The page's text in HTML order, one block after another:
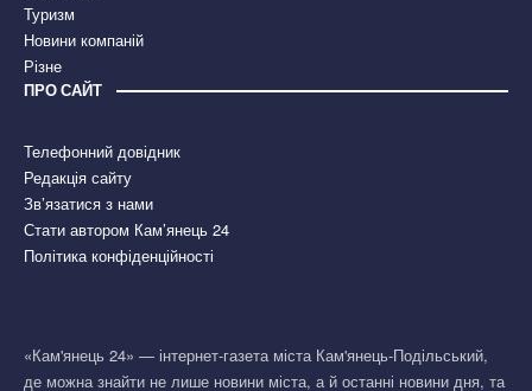
Туризм
Новини компаній
Різне
ПРО САЙТ
Телефонний довідник
Редакція сайту
Зв’язатися з нами
Стати автором Кам’янець 24
Політика конфіденційності
«Кам'янець 24» — інтернет-газета міста Кам'янець-Подільський,
де можна знайти не лише новини міста, а й останні новини дня, та